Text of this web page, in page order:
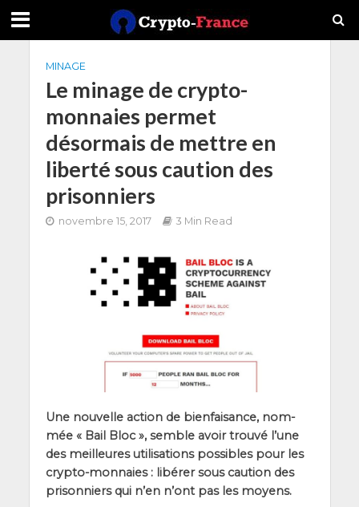
MINAGE
Le minage de crypto-
monnaies permet
désormais de mettre en
liberté sous caution des
prisonniers
novembre 15, 2017 3 Min Read
Une nou­velle action de bien­fai­sance, nom­
mée « Bail Bloc », semble avoir trou­vé l’une
des meilleures uti­li­sa­tions pos­sibles pour les
cryp­to-mon­naies : libé­rer sous cau­tion des
pri­son­niers qui n’en n’ont pas les moyens.